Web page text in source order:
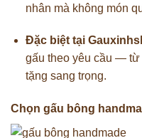
nhân mà không món
Đặc biệt tại
gấu theo yêu cầu — từ
tặng sang trọng.
Chọn gấu bông